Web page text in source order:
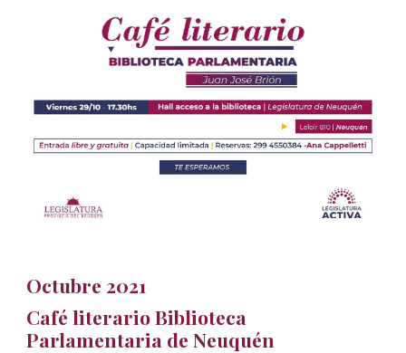
Octubre 2021
Café literario Biblioteca
Parlamentaria de Neuquén